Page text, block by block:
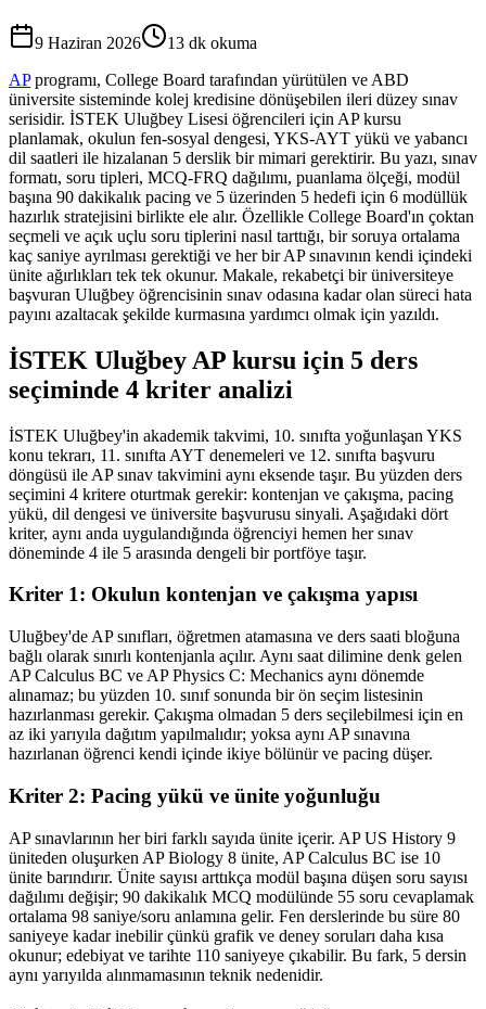
9 Haziran 2026 13 dk okuma
APprogramı, College Board tarafından yürütülen ve ABD
üniversite sisteminde kolej kredisine dönüşebilen ileri düzey sınav
serisidir. İSTEK Uluğbey Lisesi öğrencileri için AP kursu
planlamak, okulun fen-sosyal dengesi, YKS-AYT yükü ve yabancı
dil saatleri ile hizalanan 5 derslik bir mimari gerektirir. Bu yazı, sınav
formatı, soru tipleri, MCQ-FRQ dağılımı, puanlama ölçeği, modül
başına 90 dakikalık pacing ve 5 üzerinden 5 hedefi için 6 modüllük
hazırlık stratejisini birlikte ele alır. Özellikle College Board'ın çoktan
seçmeli ve açık uçlu soru tiplerini nasıl tarttığı, bir soruya ortalama
kaç saniye ayrılması gerektiği ve her bir AP sınavının kendi içindeki
ünite ağırlıkları tek tek okunur. Makale, rekabetçi bir üniversiteye
başvuran Uluğbey öğrencisinin sınav odasına kadar olan süreci hata
payını azaltacak şekilde kurmasına yardımcı olmak için yazıldı.
İSTEK Uluğbey AP kursu için 5 ders
seçiminde 4 kriter analizi
İSTEK Uluğbey'in akademik takvimi, 10. sınıfta yoğunlaşan YKS
konu tekrarı, 11. sınıfta AYT denemeleri ve 12. sınıfta başvuru
döngüsü ile AP sınav takvimini aynı eksende taşır. Bu yüzden ders
seçimini 4 kritere oturtmak gerekir: kontenjan ve çakışma, pacing
yükü, dil dengesi ve üniversite başvurusu sinyali. Aşağıdaki dört
kriter, aynı anda uygulandığında öğrenciyi hemen her sınav
döneminde 4 ile 5 arasında dengeli bir portföye taşır.
Kriter 1: Okulun kontenjan ve çakışma yapısı
Uluğbey'de AP sınıfları, öğretmen atamasına ve ders saati bloğuna
bağlı olarak sınırlı kontenjanla açılır. Aynı saat dilimine denk gelen
AP Calculus BC ve AP Physics C: Mechanics aynı dönemde
alınamaz; bu yüzden 10. sınıf sonunda bir ön seçim listesinin
hazırlanması gerekir. Çakışma olmadan 5 ders seçilebilmesi için en
az iki yarıyıla dağıtım yapılmalıdır; yoksa aynı AP sınavına
hazırlanan öğrenci kendi içinde ikiye bölünür ve pacing düşer.
Kriter 2: Pacing yükü ve ünite yoğunluğu
AP sınavlarının her biri farklı sayıda ünite içerir. AP US History 9
üniteden oluşurken AP Biology 8 ünite, AP Calculus BC ise 10
ünite barındırır. Ünite sayısı arttıkça modül başına düşen soru sayısı
dağılımı değişir; 90 dakikalık MCQ modülünde 55 soru cevaplamak
ortalama 98 saniye/soru anlamına gelir. Fen derslerinde bu süre 80
saniyeye kadar inebilir çünkü grafik ve deney soruları daha kısa
okunur; edebiyat ve tarihte 110 saniyeye çıkabilir. Bu fark, 5 dersin
aynı yarıyılda alınmamasının teknik nedenidir.